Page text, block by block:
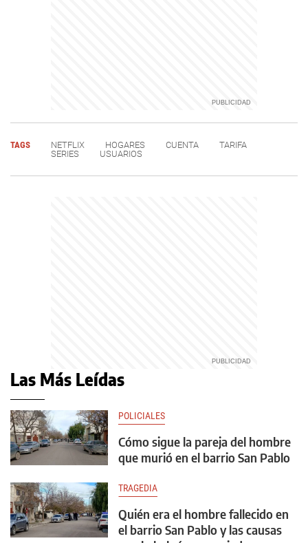
TAGS NETFLIX HOGARES CUENTA
TARIFA
SERIES
USUARIOS
Las Más Leídas
POLICIALES
Cómo sigue la pareja del hombre
que murió en el barrio San Pablo
TRAGEDIA
Quién era el hombre fallecido en
el barrio San Pablo y las causas